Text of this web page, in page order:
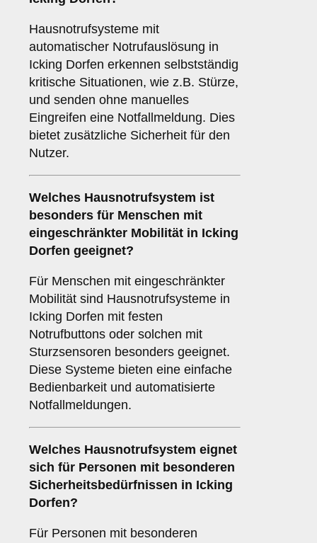
Hausnotrufsysteme mit
automatischer Notrufauslösung in
Icking Dorfen erkennen selbstständig
kritische Situationen, wie z.B. Stürze,
und senden ohne manuelles
Eingreifen eine Notfallmeldung. Dies
bietet zusätzliche Sicherheit für den
Nutzer.
Welches Hausnotrufsystem ist
besonders für Menschen mit
eingeschränkter Mobilität in Icking
Dorfen geeignet?
Für Menschen mit eingeschränkter
Mobilität sind Hausnotrufsysteme in
Icking Dorfen mit festen
Notrufbuttons oder solchen mit
Sturzsensoren besonders geeignet.
Diese Systeme bieten eine einfache
Bedienbarkeit und automatisierte
Notfallmeldungen.
Welches Hausnotrufsystem eignet
sich für Personen mit besonderen
Sicherheitsbedürfnissen in Icking
Dorfen?
Für Personen mit besonderen